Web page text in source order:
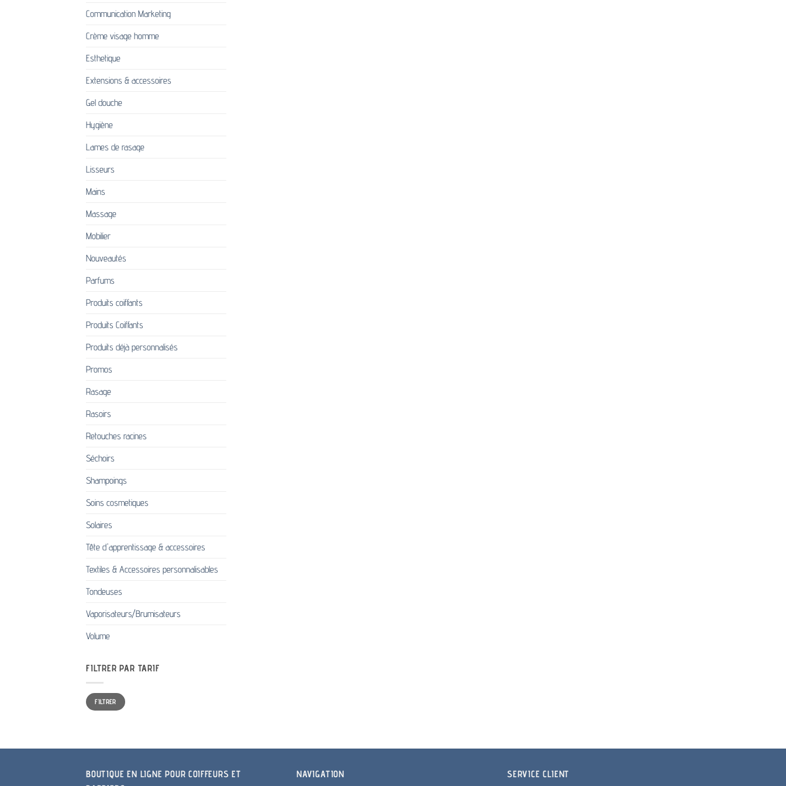
Communication Marketing
Crème visage homme
Esthetique
Extensions & accessoires
Gel douche
Hygiène
Lames de rasage
Lisseurs
Mains
Massage
Mobilier
Nouveautés
Parfums
Produits coiffants
Produits Coiffants
Produits déjà personnalisés
Promos
Rasage
Rasoirs
Retouches racines
Séchoirs
Shampoings
Soins cosmetiques
Solaires
Tête d'apprentissage & accessoires
Textiles & Accessoires personnalisables
Tondeuses
Vaporisateurs/Brumisateurs
Volume
FILTRER PAR TARIF
Prix
min
Prix
maxFILTRER
BOUTIQUE EN LIGNE POUR COIFFEURS ET
NAVIGATION SERVICE CLIENT